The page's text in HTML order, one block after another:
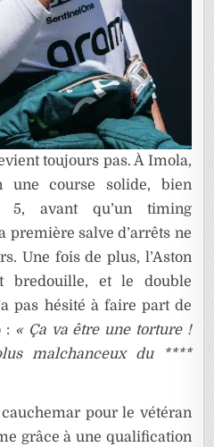
toujours pas. À Imola,
une course solide, bien
avant qu’un timing
première salve d’arrêts ne
Une fois de plus, l’Aston
bredouille, et le double
pas hésité à faire part de
: « Ça va être une torture !
malchanceux du ****
pour le vétéran
grâce à une qualification